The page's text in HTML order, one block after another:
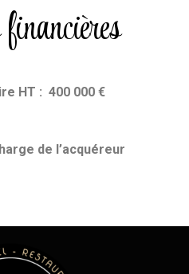
HT : 400 000 €
de l’acquéreur